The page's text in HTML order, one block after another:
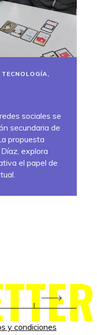
sociales se
secundaria de
propuesta
explora
el papel de
y condiciones